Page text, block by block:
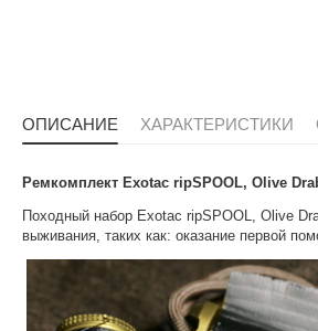
ОПИСАНИЕ ХАРАКТЕРИСТИКИ
Ремкомплект Exotac ripSPOOL, Olive
Походный набор Exotac ripSPOOL, Olive
выживания, таких как: оказание первой